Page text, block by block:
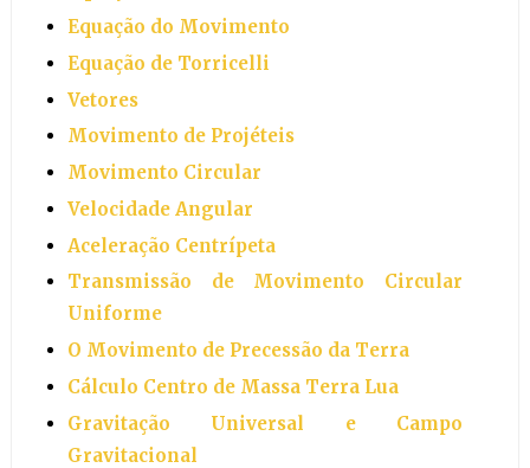
Equação do Movimento
Equação de Torricelli
Vetores
Movimento de Projéteis
Movimento Circular
Velocidade Angular
Aceleração Centrípeta
Transmissão de Movimento Circular
Uniforme
O Movimento de Precessão da Terra
Cálculo Centro de Massa Terra Lua
Gravitação Universal e Campo
Gravitacional